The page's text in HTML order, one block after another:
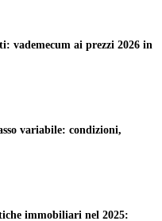
vademecum ai prezzi 2026 in
variabile: condizioni,
immobiliari nel 2025: